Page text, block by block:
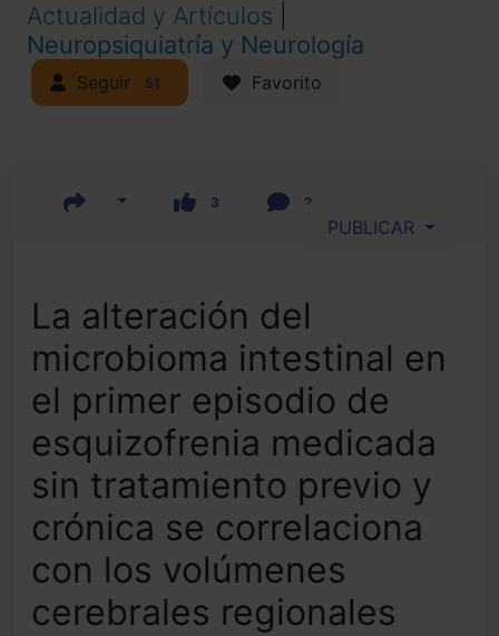
Actualidad y Artículos
Neuropsiquiatría y Neurología
Seguir 51 Favorito
3 2
PUBLICAR
La alteración del
microbioma intestinal en
el primer episodio de
esquizofrenia medicada
sin tratamiento previo y
crónica se correlaciona
con los volúmenes
cerebrales regionales